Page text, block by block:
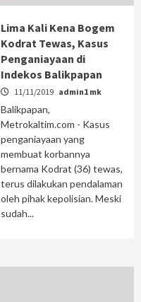
Lima Kali Kena Bogem
Kodrat Tewas, Kasus
Penganiayaan di
Indekos Balikpapan
11/11/2019 admin1 mk
Balikpapan,
Metrokaltim.com - Kasus
penganiayaan yang
membuat korbannya
bernama Kodrat (36) tewas,
terus dilakukan pendalaman
oleh pihak kepolisian. Meski
sudah...